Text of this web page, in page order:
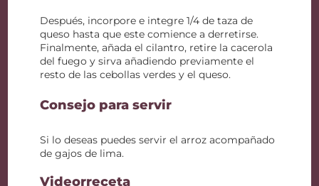
Después, incorpore e integre 1/4 de taza de
queso hasta que este comience a derretirse.
Finalmente, añada el cilantro, retire la cacerola
del fuego y sirva añadiendo previamente el
resto de las cebollas verdes y el queso.
Consejo para servir
Si lo deseas puedes servir el arroz acompañado
de gajos de lima.
Videorreceta